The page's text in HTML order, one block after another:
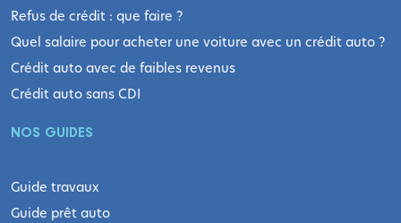
Refus de crédit : que faire ?
Quel salaire pour acheter une voiture avec un crédit auto ?
Crédit auto avec de faibles revenus
Crédit auto sans CDI
NOS GUIDES
Guide travaux
Guide prêt auto